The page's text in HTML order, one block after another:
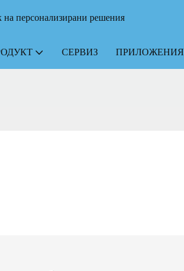
персонализирани решения
СЕРВИЗ ПРИЛОЖЕНИЯ